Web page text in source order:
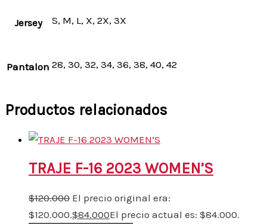
Jersey S, M, L, X, 2X, 3X
Pantalon 28, 30, 32, 34, 36, 38, 40, 42
Productos relacionados
TRAJE F-16 2023 WOMEN’S
$120.000 El precio original era:
$120.000.$84.000El precio actual es: $84.000.